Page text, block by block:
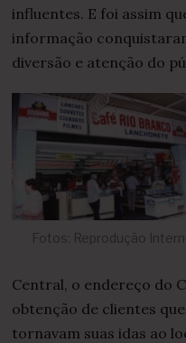
0
2
1
influentes. E foi assim
informação
diversão e atenção do
Fotos: Reprodução
Central, o endereço do
obtenção de clientes
tornavam suas idas ao